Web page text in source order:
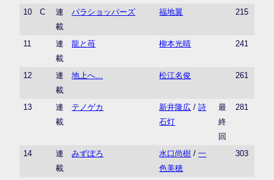
10 C
連
載
パラショッパーズ 福地翼 215
11
連
載
龍と苺 柳本光晴 241
12
連
載
地上へ... 松江名俊 261
13
連
載
テノゲカ 新井隆広 /詩
石灯
最
終
回
281
14
連
載
みずぽろ 水口尚樹 /一
色美穂
303